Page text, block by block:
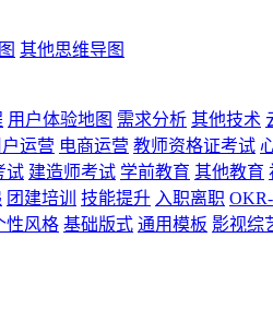
其他思维导图
用户体验地图 需求分析 其他技术
运营 电商运营 教师资格证考试
试 建造师考试 学前教育 其他教育
团建培训 技能提升 入职离职
性风格 基础版式 通用模板 影视综